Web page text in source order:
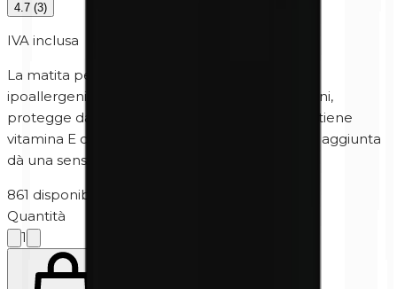
4.7 (3)
IVA inclusa
La matita per sopracciglia marrone
ipoallergenica, senza profumo e senza parabeni,
protegge dagli effetti nocivi dei raggi UV e contiene
vitamina E che ammorbidisce la pelle. La
aggiunta
dà una sensazione liscia come la seta.
861 disponibili
Quantità
1